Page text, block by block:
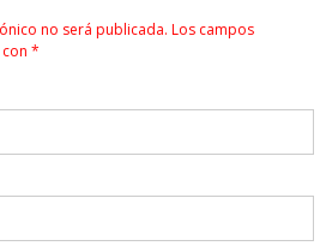
no será publicada. Los campos
*